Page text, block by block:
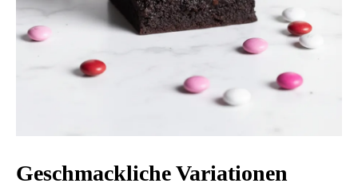
Geschmackliche Variationen